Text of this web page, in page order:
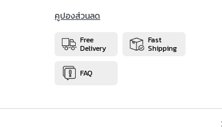
คูปองส่วนลด
Free
Delivery
Fast
Shipping
FAQ